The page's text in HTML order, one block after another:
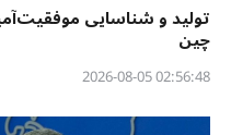
تولید و شناسایی
چین
02:56:48 2026-08-05